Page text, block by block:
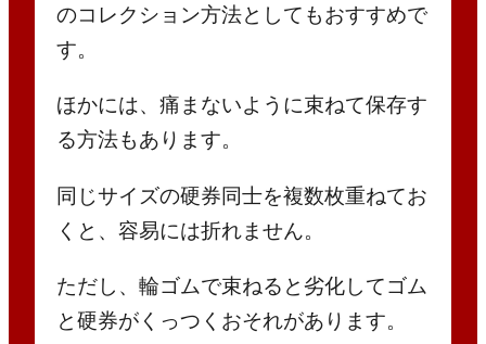
のコレクション方法としてもおすすめで
す。
ほかには、痛まないように束ねて保存す
る方法もあります。
同じサイズの硬券同士を複数枚重ねてお
くと、容易には折れません。
ただし、輪ゴムで束ねると劣化してゴム
と硬券がくっつくおそれがあります。